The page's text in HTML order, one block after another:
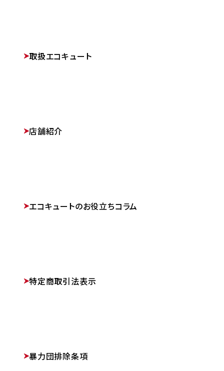
取扱エコキュート
店舗紹介
エコキュートのお役立ちコラム
特定商取引法表示
暴力団排除条項